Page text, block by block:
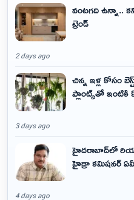
వంటగది ఉన్నా..
ట్రెండ్
2 days ago
చిన్న ఇళ్ల కోసం
ప్లాంట్స్‌తో ఇంటికి
3 days ago
హైదరాబాద్‌లో రియల్
హైడ్రా కమిషనర్
4 days ago